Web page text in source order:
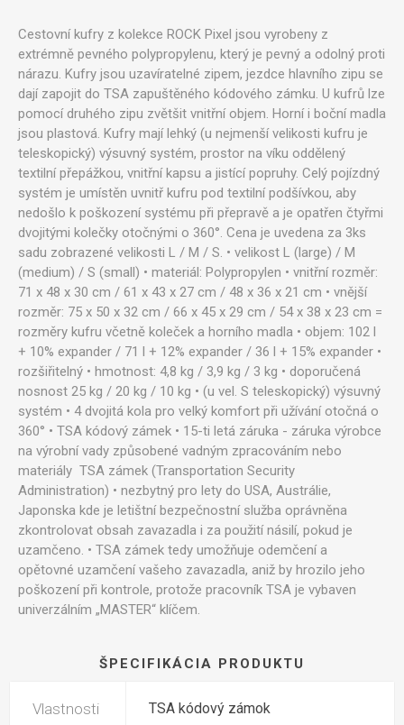
Cestovní kufry z kolekce ROCK Pixel jsou vyrobeny z
extrémně pevného polypropylenu, který je pevný a odolný proti
nárazu. Kufry jsou uzavíratelné zipem, jezdce hlavního zipu se
dají zapojit do TSA zapuštěného kódového zámku. U kufrů lze
pomocí druhého zipu zvětšit vnitřní objem. Horní i boční madla
jsou plastová. Kufry mají lehký (u nejmenší velikosti kufru je
teleskopický) výsuvný systém, prostor na víku oddělený
textilní přepážkou, vnitřní kapsu a jistící popruhy. Celý pojízdný
systém je umístěn uvnitř kufru pod textilní podšívkou, aby
nedošlo k poškození systému při přepravě a je opatřen čtyřmi
dvojitými kolečky otočnými o 360°. Cena je uvedena za 3ks
sadu zobrazené velikosti L / M / S. • velikost L (large) / M
(medium) / S (small) • materiál: Polypropylen • vnitřní rozměr:
71 x 48 x 30 cm / 61 x 43 x 27 cm / 48 x 36 x 21 cm • vnější
rozměr: 75 x 50 x 32 cm / 66 x 45 x 29 cm / 54 x 38 x 23 cm =
rozměry kufru včetně koleček a horního madla • objem: 102 l
+ 10% expander / 71 l + 12% expander / 36 l + 15% expander •
rozšiřitelný • hmotnost: 4,8 kg / 3,9 kg / 3 kg • doporučená
nosnost 25 kg / 20 kg / 10 kg • (u vel. S teleskopický) výsuvný
systém • 4 dvojitá kola pro velký komfort při užívání otočná o
360° • TSA kódový zámek • 15-ti letá záruka - záruka výrobce
na výrobní vady způsobené vadným zpracováním nebo
materiály TSA zámek (Transportation Security
Administration) • nezbytný pro lety do USA, Austrálie,
Japonska kde je letištní bezpečnostní služba oprávněna
zkontrolovat obsah zavazadla i za použití násilí, pokud je
uzamčeno. • TSA zámek tedy umožňuje odemčení a
opětovné uzamčení vašeho zavazadla, aniž by hrozilo jeho
poškození při kontrole, protože pracovník TSA je vybaven
univerzálním „MASTER“ klíčem.
ŠPECIFIKÁCIA PRODUKTU
Vlastnosti TSA kódový zámok